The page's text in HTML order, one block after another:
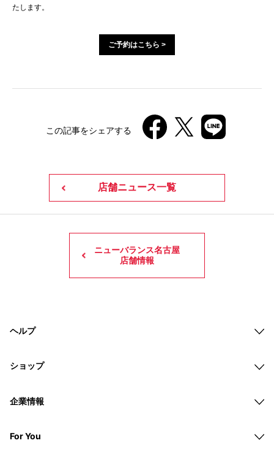
たします。
ご予約はこちら >
この記事をシェアする
店舗ニュース一覧
ニューバランス名古屋
店舗情報
ヘルプ
ショップ
企業情報
For You